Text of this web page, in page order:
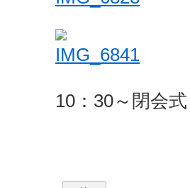
10：30～閉会式